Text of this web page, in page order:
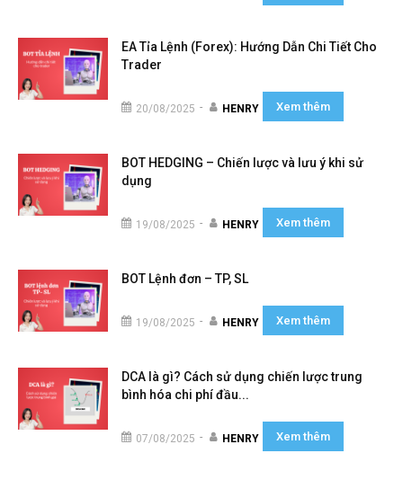
EA Tỉa Lệnh (Forex): Hướng Dẫn Chi Tiết Cho
Trader
20/08/2025 - HENRY Xem thêm
BOT HEDGING – Chiến lược và lưu ý khi sử
dụng
19/08/2025 - HENRY Xem thêm
BOT Lệnh đơn – TP, SL
19/08/2025 - HENRY Xem thêm
DCA là gì? Cách sử dụng chiến lược trung
bình hóa chi phí đầu...
07/08/2025 - HENRY Xem thêm